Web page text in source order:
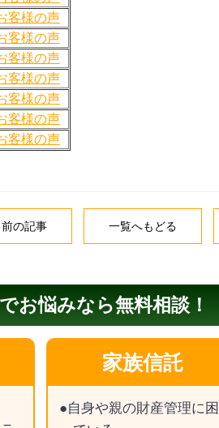
客様の声
客様の声
客様の声
客様の声
客様の声
客様の声
客様の声
の記事 一覧へもどる
お悩みなら無料相談！
家族信託
●自身や親の財産管理に困